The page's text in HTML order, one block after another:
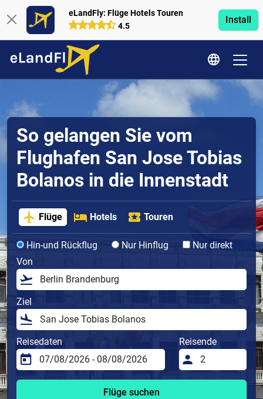
eLandFly: Flüge Hotels Touren
4.5
Install
So gelangen Sie vom
Flughafen San Jose Tobias
Bolanos in die Innenstadt
Flüge Hotels Touren
Hin-und Rückflug Nur Hinflug
Nur direkt
Von
Ziel
Reisedaten Reisende
Flüge suchen